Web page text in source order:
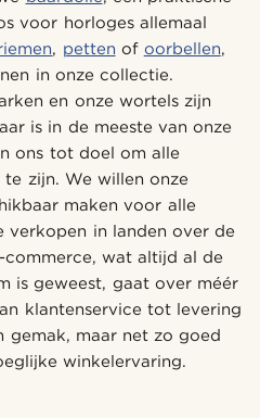
voor horloges allemaal
, petten of oorbellen,
in onze collectie.
en onze wortels zijn
is in de meeste van onze
ons tot doel om alle
zijn. We willen onze
maken voor alle
verkopen in landen over de
commerce, wat altijd al de
is geweest, gaat over méér
klantenservice tot levering
gemak, maar net zo goed
winkelervaring.